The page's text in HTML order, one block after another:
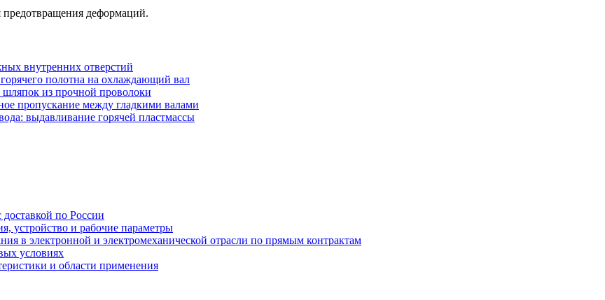
предотвращения деформаций.
внутренних отверстий
полотна на охлаждающий вал
из прочной проволоки
пропускание между гладкими валами
выдавливание горячей пластмассы
по России
устройство и рабочие параметры
в электронной и электромеханической отрасли по прямым контрактам
условиях
и области применения